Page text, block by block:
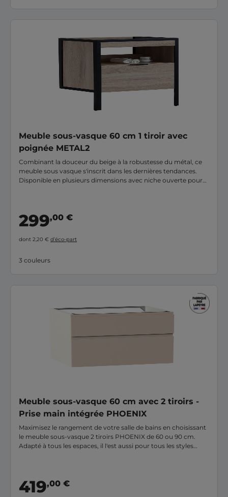
Meuble sous-vasque 60 cm 1 tiroir avec
poignée METAL2
Combinant la douceur du beige à la robustesse du métal, ce
meuble sous vasque s'inscrit dans les dernières tendances.
Disponible en plusieurs dimensions avec niche ouverte pour
contemporain.
299,00 €
dont 2,20 € d’éco-part
3 couleurs
Meuble sous-vasque 60 cm avec 2 tiroirs -
Prise main intégrée PHOENIX
Maximisez le rangement de votre salle de bains en choisissant
le meuble sous-vasque 2 tiroirs PHOENIX de 60 ou 90 cm.
Adapté à tous les espaces, il l'est aussi pour tous les styles
419,00 €